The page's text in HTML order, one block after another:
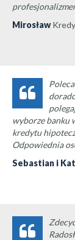
Mirosław
wyborze banku
kredytu
Odpowiednia
Sebastian i